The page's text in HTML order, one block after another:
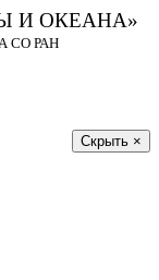
И ОКЕАНА»
СО РАН
Скрыть ×